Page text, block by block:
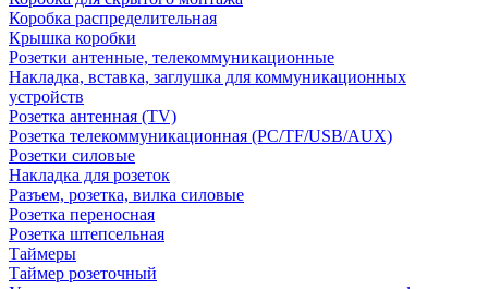
Коробка распределительная
Крышка коробки
Розетки антенные, телекоммуникационные
Накладка, вставка, заглушка для коммуникационных
устройств
Розетка антенная (TV)
Розетка телекоммуникационная (PC/TF/USB/AUX)
Розетки силовые
Накладка для розеток
Разъем, розетка, вилка силовые
Розетка переносная
Розетка штепсельная
Таймеры
Таймер розеточный